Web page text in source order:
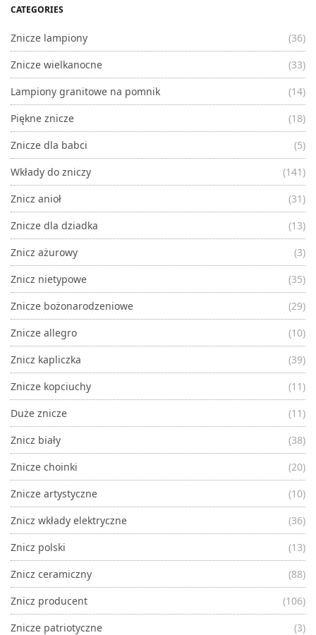
CATEGORIES
Znicze lampiony
(36)
Znicze wielkanocne
(33)
Lampiony granitowe na pomnik
(14)
Piękne znicze
(18)
Znicze dla babci
(5)
Wkłady do zniczy
(141)
Znicz anioł
(31)
Znicze dla dziadka
(13)
Znicz ażurowy
(3)
Znicz nietypowe
(35)
Znicze bożonarodzeniowe
(29)
Znicze allegro
(10)
Znicz kapliczka
(39)
Znicze kopciuchy
(11)
Duże znicze
(11)
Znicz biały
(38)
Znicze choinki
(20)
Znicze artystyczne
(10)
Znicz wkłady elektryczne
(36)
Znicz polski
(13)
Znicz ceramiczny
(88)
Znicz producent
(106)
Znicze patriotyczne
(3)